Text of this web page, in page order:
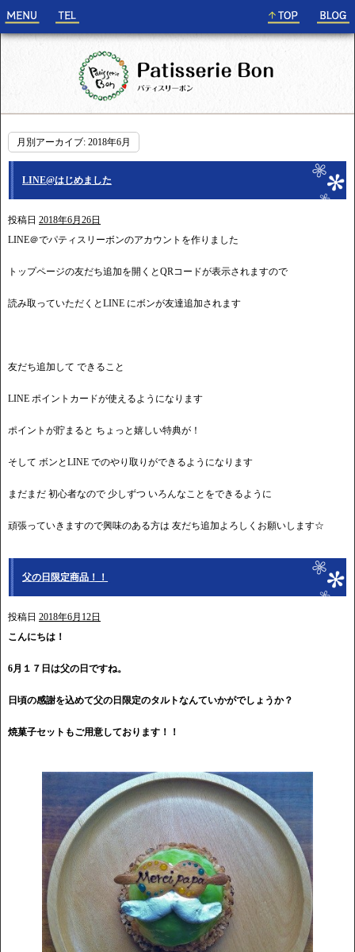
月別アーカイブ: 2018年6月
LINE@はじめました
投稿日 2018年6月26日
LINE＠でパティスリーボンのアカウントを作りました
トップページの友だち追加を開くとQRコードが表示されますので
読み取っていただくとLINE にボンが友達追加されます
友だち追加して できること
LINE ポイントカードが使えるようになります
ポイントが貯まると ちょっと嬉しい特典が！
そして ボンとLINE でのやり取りができるようになります
まだまだ 初心者なので 少しずつ いろんなことをできるように
頑張っていきますので興味のある方は 友だち追加よろしくお願いします☆
父の日限定商品！！
投稿日 2018年6月12日
こんにちは！
6月１７日は父の日ですね。
日頃の感謝を込めて父の日限定のタルトなんていかがでしょうか？
焼菓子セットもご用意しております！！